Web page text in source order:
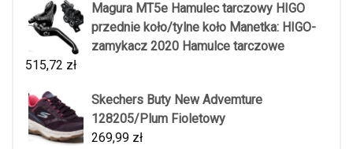
Magura MT5e Hamulec tarczowy HIGO
przednie koło/tylne koło Manetka: HIGO-
zamykacz 2020 Hamulce tarczowe
515,72 zł
Skechers Buty New Advemture
128205/Plum Fioletowy
269,99 zł